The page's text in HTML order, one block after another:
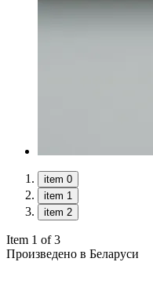
item 0
item 1
item 2
Item 1 of 3
Произведено в Беларуси